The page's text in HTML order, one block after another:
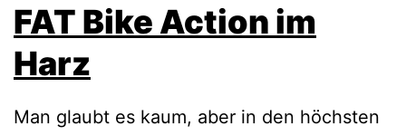
FAT Bike Action im
Harz
Man glaubt es kaum, aber in den höchsten